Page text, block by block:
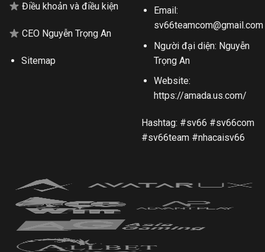
Điều khoản và điều kiện
CEO Nguyễn Trọng An
Sitemap
Email:
sv66teamcom@gmail.com
Người đại diện: Nguyễn
Trọng An
Website:
https://amada.us.com/
Hashtag: #sv66 #sv66com
#sv66team #nhacaisv66